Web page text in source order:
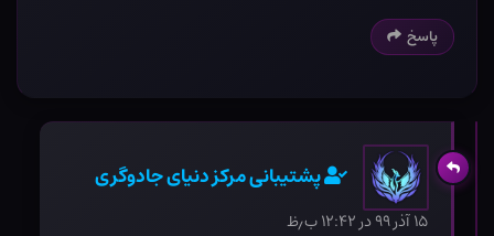
پاسخ
پشتیبانی مرکز دنیای جادوگری
۱۵ آذر ۹۹ در ۱۲:۴۲ ب٫ظ